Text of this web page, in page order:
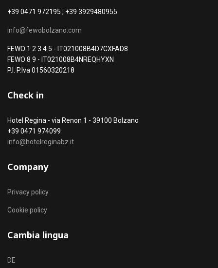
+39 0471 972195 ; +39 3929480955
info@fewobolzano.com
FEWO 1 2 3 4 5 - IT021008B4D7CXFAD8
FEWO 8 9 - IT021008B4NREQHYXN
P.I. P.Iva 01560320218
Check in
Hotel Regina - via Renon 1 - 39100 Bolzano
+39 0471 974099
info@hotelreginabz.it
Company
Privacy policy
Cookie policy
Cambia lingua
Seleziona la tua lingua
DE